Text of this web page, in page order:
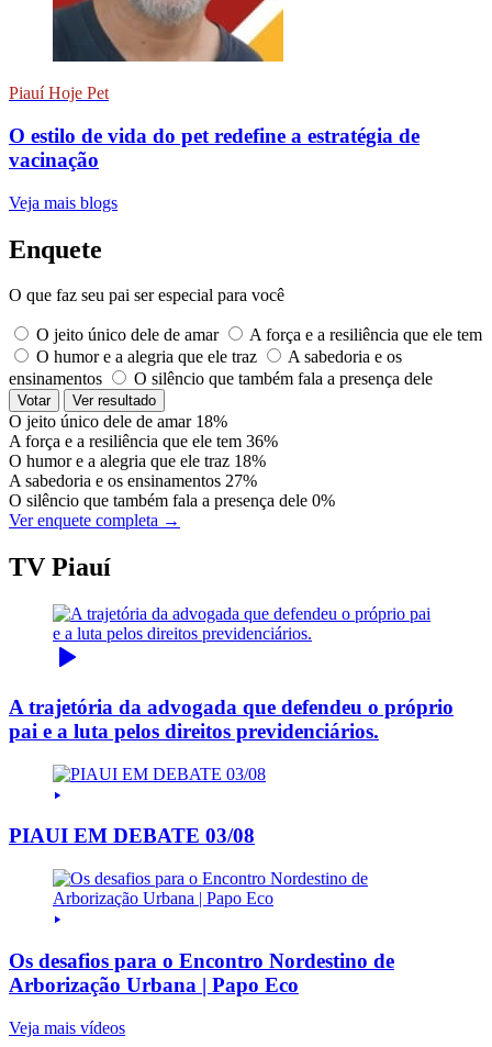
Piauí Hoje Pet
O estilo de vida do pet redefine a estratégia de
vacinação
Veja mais blogs
Enquete
O que faz seu pai ser especial para você
O jeito único dele de amar
A força e a resiliência que ele tem
O humor e a alegria que ele traz
A sabedoria e os
ensinamentos
O silêncio que também fala a presença dele
Votar Ver resultado
O jeito único dele de amar 18%
A força e a resiliência que ele tem 36%
O humor e a alegria que ele traz 18%
A sabedoria e os ensinamentos 27%
O silêncio que também fala a presença dele 0%
Ver enquete completa →
TV Piauí
A trajetória da advogada que defendeu o próprio
pai e a luta pelos direitos previdenciários.
PIAUI EM DEBATE 03/08
Os desafios para o Encontro Nordestino de
Arborização Urbana | Papo Eco
Veja mais vídeos